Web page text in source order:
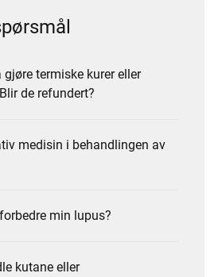
gjøre termiske kurer eller
de refundert?
medisin i behandlingen av
min lupus?
kutane eller